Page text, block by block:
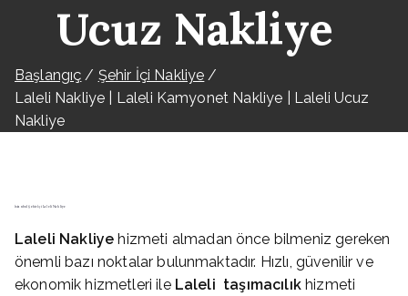
Ucuz Nakliye
Başlangıç
Şehir İçi Nakliye
Laleli Nakliye | Laleli Kamyonet Nakliye | Laleli Ucuz
Nakliye
İstanbul Şehir İçi Laleli Nakliye
Laleli Nakliye hizmeti almadan önce bilmeniz gereken
önemli bazı noktalar bulunmaktadır. Hızlı, güvenilir ve
ekonomik hizmetleri ile Laleli taşımacılıkhizmeti